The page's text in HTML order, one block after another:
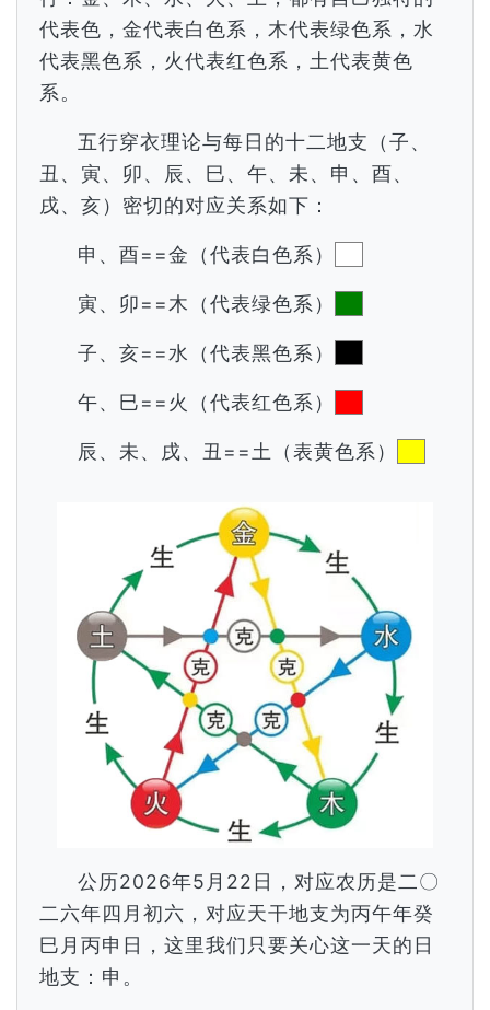
代表色，金代表白色系，木代表绿色系，水
代表黑色系，火代表红色系，土代表黄色
系。
五行穿衣理论与每日的十二地支（子、
丑、寅、卯、辰、巳、午、未、申、酉、
戌、亥）密切的对应关系如下：
申、酉==金（代表白色系）
寅、卯==木（代表绿色系）
子、亥==水（代表黑色系）
午、巳==火（代表红色系）
辰、未、戌、丑==土（表黄色系）
公历2026年5月22日，对应农历是二〇
二六年四月初六，对应天干地支为丙午年癸
巳月丙申日，这里我们只要关心这一天的日
地支：申。